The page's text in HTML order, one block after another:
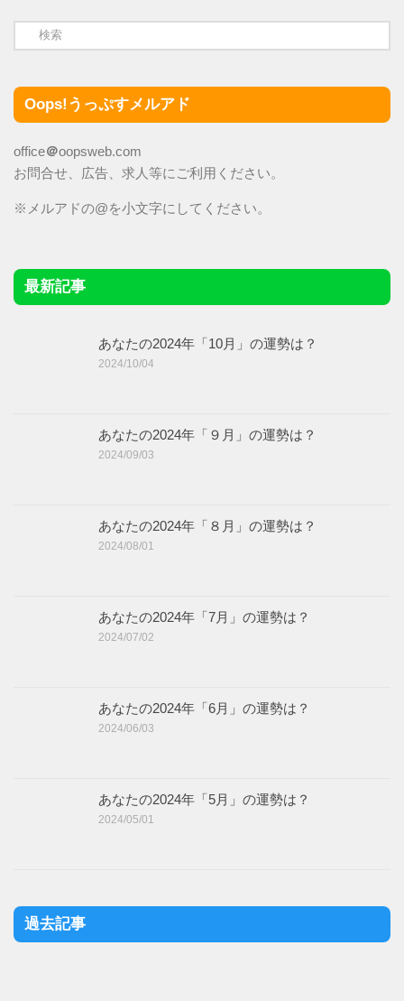
Oops!うっぷすメルアド
office＠oopsweb.com
お問合せ、広告、求人等にご利用ください。
※メルアドの@を小文字にしてください。
最新記事
あなたの2024年「10月」の運勢は？
2024/10/04
あなたの2024年「９月」の運勢は？
2024/09/03
あなたの2024年「８月」の運勢は？
2024/08/01
あなたの2024年「7月」の運勢は？
2024/07/02
あなたの2024年「6月」の運勢は？
2024/06/03
あなたの2024年「5月」の運勢は？
2024/05/01
過去記事